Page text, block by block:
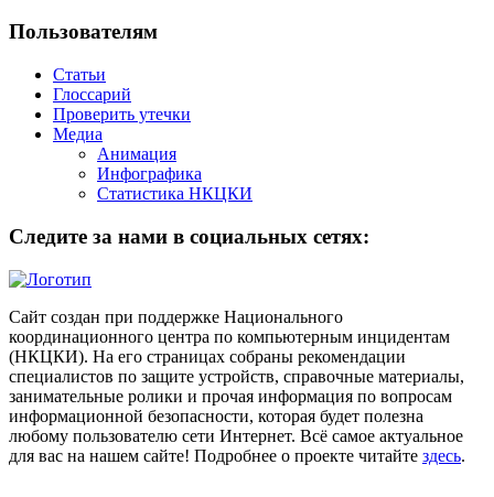
Пользователям
Статьи
Глоссарий
Проверить утечки
Медиа
Анимация
Инфографика
Статистика НКЦКИ
Следите за нами в социальных сетях:
Сайт создан при поддержке Национального
координационного центра по компьютерным инцидентам
(НКЦКИ). На его страницах собраны рекомендации
специалистов по защите устройств, справочные материалы,
занимательные ролики и прочая информация по вопросам
информационной безопасности, которая будет полезна
любому пользователю сети Интернет. Всё самое актуальное
для вас на нашем сайте! Подробнее о проекте читайте здесь.